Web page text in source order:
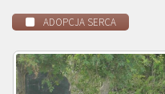
ADOPCJA SERCA